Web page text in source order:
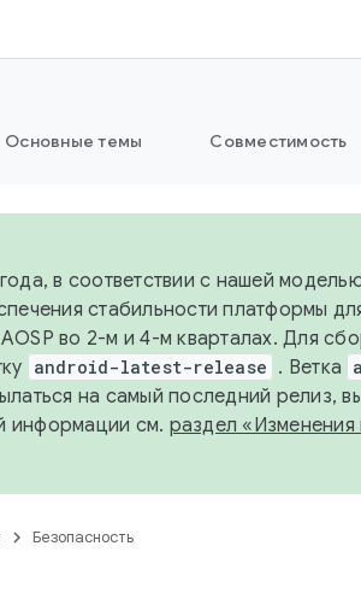
Основные темы Совместимость
в соответствии с нашей
стабильности платформы
во 2-м и 4-м кварталах. Для
android-latest-release . Ветка
на самый последний релиз,
информации см. раздел «Изменения
Безопасность